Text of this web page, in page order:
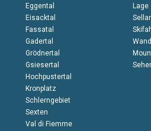
Eggental
Eisacktal
Fassatal
Gadertal
Grödnertal
Gsiesertal
Hochpustertal
Kronplatz
Schlerngebiet
Sexten
Val di Fiemme
Lage